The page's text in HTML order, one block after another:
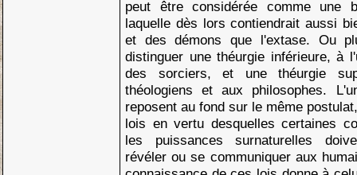
peut être considérée comme une
laquelle dès lors contiendrait aussi
et des démons que l'extase. Ou
distinguer une théurgie inférieure, à
des sorciers, et une théurgie
théologiens et aux philosophes.
reposent au fond sur le même
lois en vertu desquelles certaines
les puissances surnaturelles
révéler ou se communiquer aux